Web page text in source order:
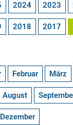
2024 2023
2018 2017
Februar März
August
Dezember